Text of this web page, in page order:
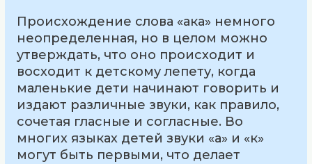
Происхождение слова «ака» немного
неопределенная, но в целом можно
утверждать, что оно происходит и
восходит к детскому лепету, когда
маленькие дети начинают говорить и
издают различные звуки, как правило,
сочетая гласные и согласные. Во
многих языках детей звуки «а» и «к»
могут быть первыми, что делает